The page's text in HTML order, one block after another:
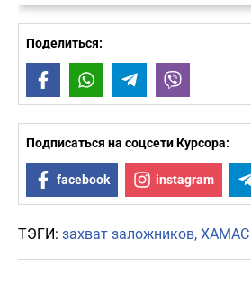
Поделиться:
FacebookWhatsAppTelegram
Подписаться на соцсети Курсора:
facebook instagram
ТЭГИ: захват заложников ХАМАС